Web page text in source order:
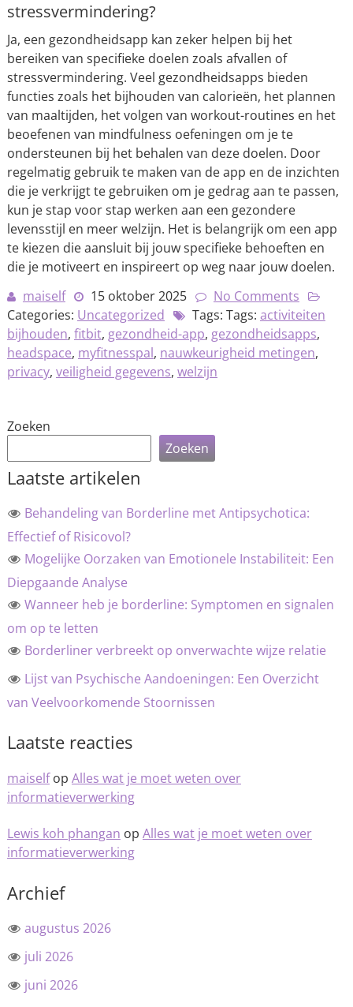
stressvermindering?
Ja, een gezondheidsapp kan zeker helpen bij het
bereiken van specifieke doelen zoals afvallen of
stressvermindering. Veel gezondheidsapps bieden
functies zoals het bijhouden van calorieën, het plannen
van maaltijden, het volgen van workout-routines en het
beoefenen van mindfulness oefeningen om je te
ondersteunen bij het behalen van deze doelen. Door
regelmatig gebruik te maken van de app en de inzichten
die je verkrijgt te gebruiken om je gedrag aan te passen,
kun je stap voor stap werken aan een gezondere
levensstijl en meer welzijn. Het is belangrijk om een app
te kiezen die aansluit bij jouw specifieke behoeften en
die je motiveert en inspireert op weg naar jouw doelen.
maiself
15 oktober 2025
No Comments
Categories: Uncategorized Tags: Tags: activiteiten
bijhouden, fitbit, gezondheid-app, gezondheidsapps,
headspace, myfitnesspal, nauwkeurigheid metingen,
privacy, veiligheid gegevens, welzijn
Zoeken
Zoeken
Laatste artikelen
Behandeling van Borderline met Antipsychotica:
Effectief of Risicovol?
Mogelijke Oorzaken van Emotionele Instabiliteit: Een
Diepgaande Analyse
Wanneer heb je borderline: Symptomen en signalen
om op te letten
Borderliner verbreekt op onverwachte wijze relatie
Lijst van Psychische Aandoeningen: Een Overzicht
van Veelvoorkomende Stoornissen
Laatste reacties
maiselfop Alles wat je moet weten over
informatieverwerking
Lewis koh phangan op Alles wat je moet weten over
informatieverwerking
Archief
augustus 2026
juli 2026
juni 2026